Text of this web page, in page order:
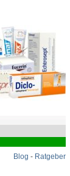
Blog - Ratgeber